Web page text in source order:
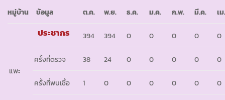
หมู่บ้าน ข้อมูล ต.ค. พ.ย. ธ.ค. ม.ค. ก.พ. มี.ค. เม
แพะ
ประชากร 394 394 0 0 0 0 0
ครั้งที่ตรวจ 38 24 0 0 0 0 0
ครั้งที่พบเชื้อ 1 0 0 0 0 0 0